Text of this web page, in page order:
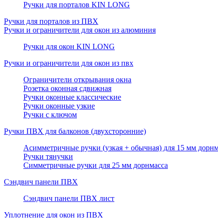
Ручки для порталов KIN LONG
Ручки для порталов из ПВХ
Ручки и ограничители для окон из алюминия
Ручки для окон KIN LONG
Ручки и ограничители для окон из пвх
Ограничители открывания окна
Розетка оконная сдвижная
Ручки оконные классические
Ручки оконные узкие
Ручки с ключом
Ручки ПВХ для балконов (двухсторонние)
Асимметричные ручки (узкая + обычная) для 15 мм
Ручки тянучки
Симметричные ручки для 25 мм дорнмасса
Сэндвич панели ПВХ
Сэндвич панели ПВХ лист
Уплотнение для окон из ПВХ